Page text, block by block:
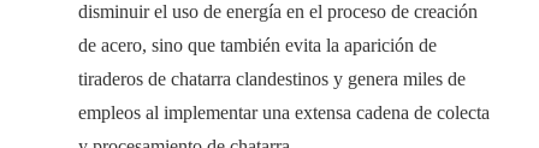
disminuir el uso de energía en el proceso de creación
de acero, sino que también evita la aparición de
tiraderos de chatarra clandestinos y genera miles de
empleos al implementar una extensa cadena de colecta